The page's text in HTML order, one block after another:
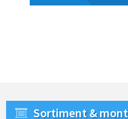
Sortiment &